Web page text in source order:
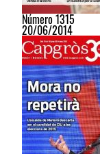
Número 1315
20/06/2014